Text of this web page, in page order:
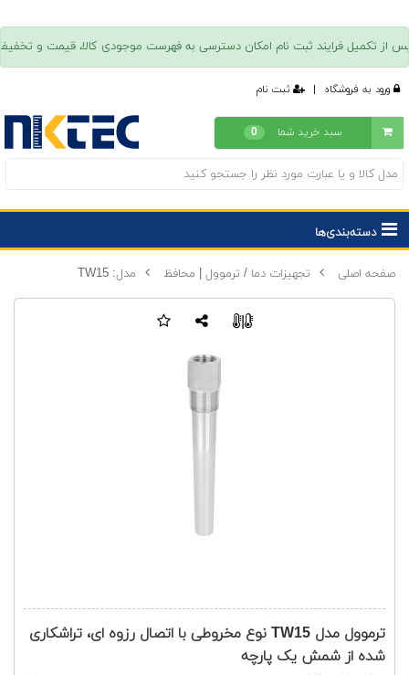
ورود به فروشگاه | ثبت نام
سبد خرید شما 0
دسته‌بندی‌ها
صفحه اصلی تجهیزات دما / ترموول | محافظ مدل: TW15
|
ترموول مدل TW15 نوع مخروطی با اتصال رزوه ای، تراشکاری
شده از شمش یک پارچه